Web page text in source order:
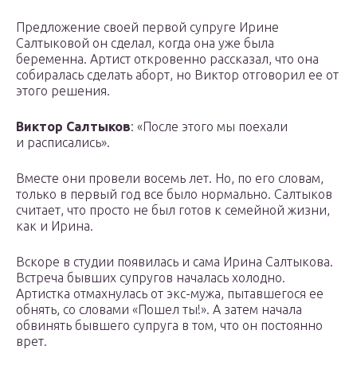
Предложение своей первой супруге Ирине
Салтыковой он сделал, когда она уже была
беременна. Артист откровенно рассказал, что она
собиралась сделать аборт, но Виктор отговорил ее от
этого решения.
Виктор Салтыков: «После этого мы поехали
и расписались».
Вместе они провели восемь лет. Но, по его словам,
только в первый год все было нормально. Салтыков
считает, что просто не был готов к семейной жизни,
как и Ирина.
Вскоре в студии появилась и сама Ирина Салтыкова.
Встреча бывших супругов началась холодно.
Артистка отмахнулась от экс-мужа, пытавшегося ее
обнять, со словами «Пошел ты!». А затем начала
обвинять бывшего супруга в том, что он постоянно
врет.